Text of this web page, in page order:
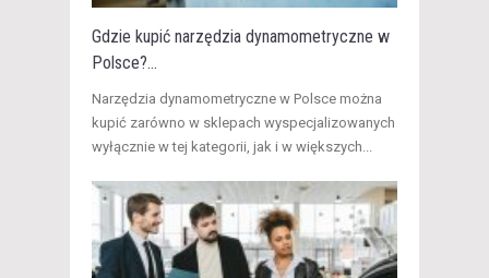
Gdzie kupić narzędzia dynamometryczne w
Polsce?...
​Narzędzia dynamometryczne w Polsce można
kupić zarówno w sklepach wyspecjalizowanych
wyłącznie w tej kategorii, jak i w większych...